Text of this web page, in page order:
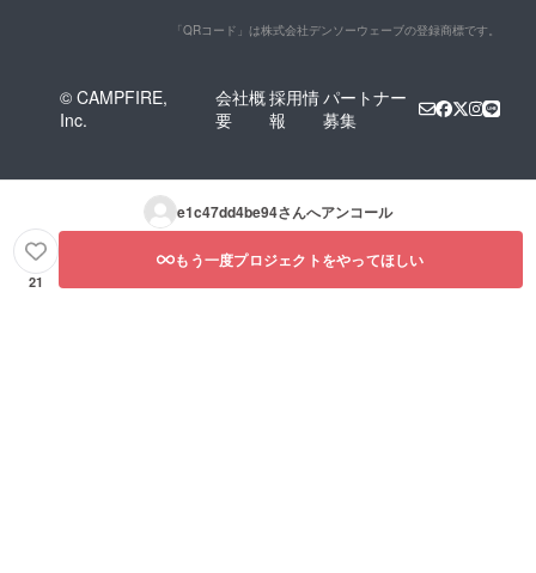
「QRコード」は株式会社デンソーウェーブの登録商標です。
© CAMPFIRE,
Inc.
会社概
要
採用情
報
パートナー
募集
e1c47dd4be94さんへアンコール
21
もう一度プロジェクトをやってほしい